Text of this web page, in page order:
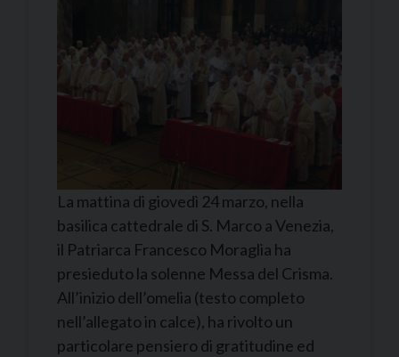
La mattina di giovedì 24 marzo, nella
basilica cattedrale di S. Marco a Venezia,
il Patriarca Francesco Moraglia ha
presieduto la solenne Messa del Crisma.
All’inizio dell’omelia (testo completo
nell’allegato in calce), ha rivolto un
particolare pensiero di gratitudine ed